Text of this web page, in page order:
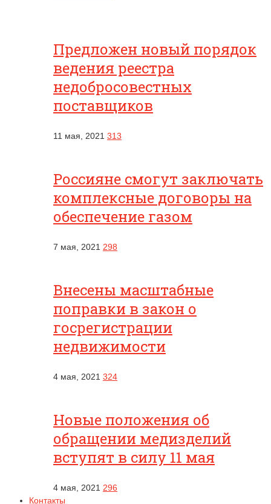
Предложен новый порядок
ведения реестра
недобросовестных
поставщиков
11 мая, 2021 313
Россияне смогут заключать
комплексные договоры на
обеспечение газом
7 мая, 2021 298
Внесены масштабные
поправки в закон о
госрегистрации
недвижимости
4 мая, 2021 324
Новые положения об
обращении медизделий
вступят в силу 11 мая
4 мая, 2021 296
Контакты